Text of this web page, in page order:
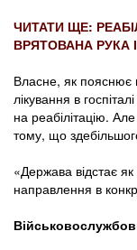
ЧИТАТИ ЩЕ:
ВРЯТОВАНА РУКА
Власне, як пояснює
лікування в
на реабілітацію.
тому, що
«Держава відстає
направлення в